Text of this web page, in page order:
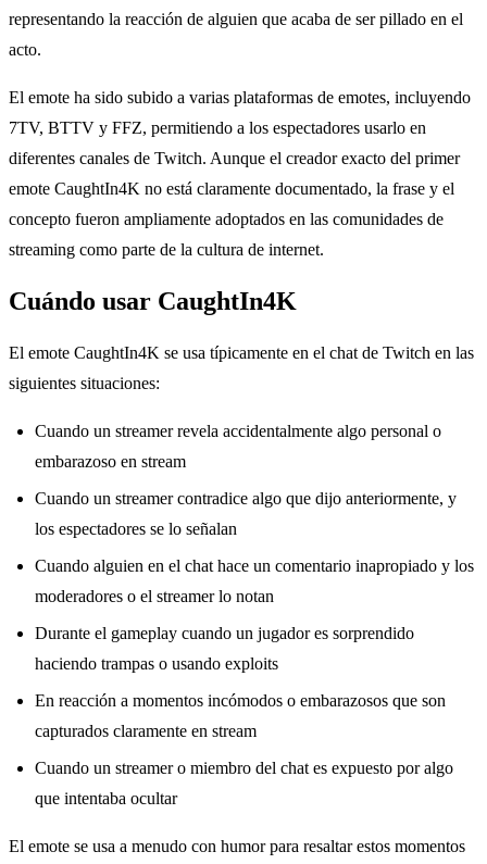
representando la reacción de alguien que acaba de ser pillado en el
acto.
El emote ha sido subido a varias plataformas de emotes, incluyendo
7TV, BTTV y FFZ, permitiendo a los espectadores usarlo en
diferentes canales de Twitch. Aunque el creador exacto del primer
emote CaughtIn4K no está claramente documentado, la frase y el
concepto fueron ampliamente adoptados en las comunidades de
streaming como parte de la cultura de internet.
Cuándo usar CaughtIn4K
El emote CaughtIn4K se usa típicamente en el chat de Twitch en las
siguientes situaciones:
Cuando un streamer revela accidentalmente algo personal o
embarazoso en stream
Cuando un streamer contradice algo que dijo anteriormente, y
los espectadores se lo señalan
Cuando alguien en el chat hace un comentario inapropiado y los
moderadores o el streamer lo notan
Durante el gameplay cuando un jugador es sorprendido
haciendo trampas o usando exploits
En reacción a momentos incómodos o embarazosos que son
capturados claramente en stream
Cuando un streamer o miembro del chat es expuesto por algo
que intentaba ocultar
El emote se usa a menudo con humor para resaltar estos momentos